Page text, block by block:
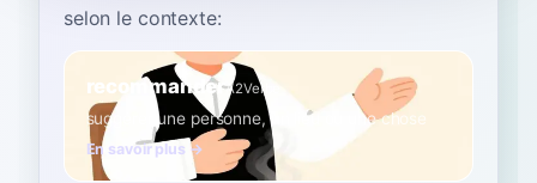
selon le contexte:
recommanderA2Verbe
suggérer une personne, un lieu ou une chose
En savoir plus →